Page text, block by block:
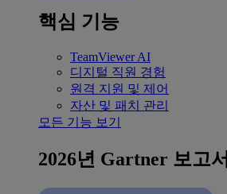
핵심 기능
TeamViewer AI
디지털 직원 경험
원격 지원 및 제어
자산 및 패치 관리
모든 기능 보기
2026년 Gartner 보고서